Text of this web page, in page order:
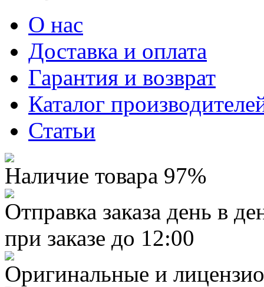
О нас
Доставка и оплата
Гарантия и возврат
Каталог
Статьи
Наличие товара 97%
Отправка заказа день в
при заказе до 12:00
Оригинальные и